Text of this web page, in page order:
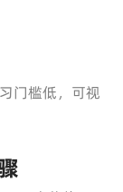
门槛低，可视